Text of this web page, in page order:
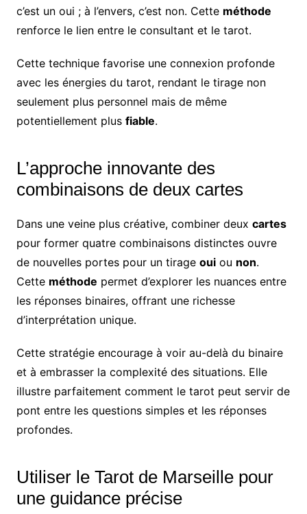
c’est un oui ; à l’envers, c’est non. Cette méthode
renforce le lien entre le consultant et le tarot.
Cette technique favorise une connexion profonde
avec les énergies du tarot, rendant le tirage non
seulement plus personnel mais de même
potentiellement plus fiable.
L’approche innovante des
combinaisons de deux cartes
Dans une veine plus créative, combiner deux cartes
pour former quatre combinaisons distinctes ouvre
de nouvelles portes pour un tirage ouiou non.
Cette méthode permet d’explorer les nuances entre
les réponses binaires, offrant une richesse
d’interprétation unique.
Cette stratégie encourage à voir au-delà du binaire
et à embrasser la complexité des situations. Elle
illustre parfaitement comment le tarot peut servir de
pont entre les questions simples et les réponses
profondes.
Utiliser le Tarot de Marseille pour
une guidance précise